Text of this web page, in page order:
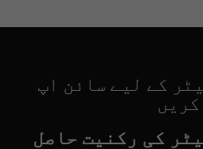
کے لیے سائن اپ
کریں
کی رکنیت حاصل